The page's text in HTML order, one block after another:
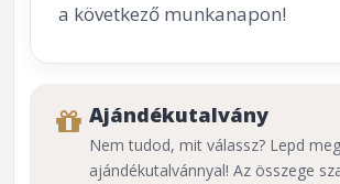
a következő munkanapon!
Ajándékutalvány
Nem tudod, mit válassz? Lepd
ajándékutalvánnyal! Az összege